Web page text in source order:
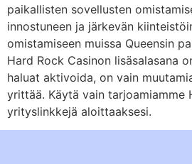
paikallisten sovellusten
innostuneen ja järkevän
omistamiseen muissa Queensin
Hard Rock Casinon lisäsalasana
haluat aktivoida, on vain
yrittää. Käytä vain tarjoamiamme
yrityslinkkejä aloittaaksesi.